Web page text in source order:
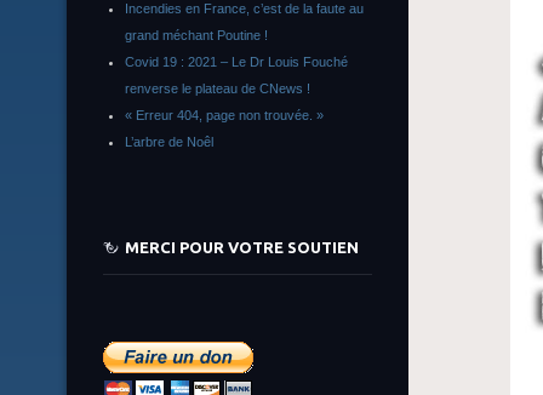
Incendies en France, c’est de la faute au
grand méchant Poutine !
Covid 19 : 2021 – Le Dr Louis Fouché
renverse le plateau de CNews !
« Erreur 404, page non trouvée. »
L’arbre de Noêl
MERCI POUR VOTRE SOUTIEN